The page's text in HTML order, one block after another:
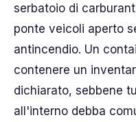
serbatoio di
ponte veicoli aperto
antincendio. Un
contenere un
dichiarato, sebbene
all'interno debba